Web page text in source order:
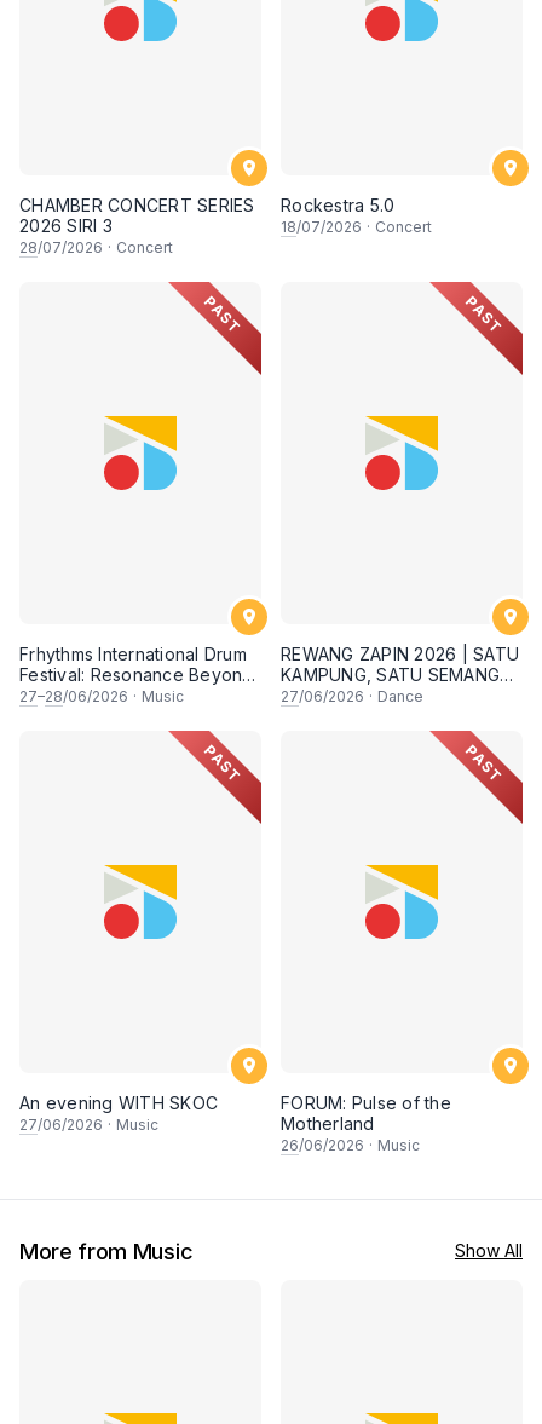
CHAMBER CONCERT SERIES
2026 SIRI 3
28/07/2026 · Concert
Rockestra 5.0
18/07/2026 · Concert
PAST
Frhythms International Drum
Festival: Resonance Beyond
Border
27–28/06/2026 · Music
PAST
REWANG ZAPIN 2026 | SATU
KAMPUNG, SATU SEMANGAT
✨
27/06/2026 · Dance
PAST
An evening WITH SKOC
27/06/2026 · Music
PAST
FORUM: Pulse of the
Motherland
26/06/2026 · Music
More from Music Show All